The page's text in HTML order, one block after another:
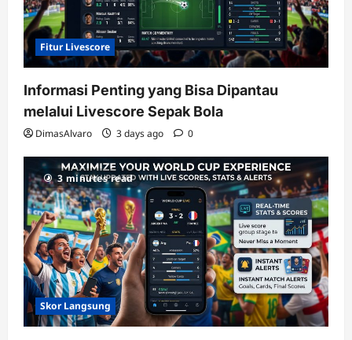
Fitur Livescore
Informasi Penting yang Bisa Dipantau
melalui Livescore Sepak Bola
DimasAlvaro 3 days ago 0
3 minutes read
Skor Langsung